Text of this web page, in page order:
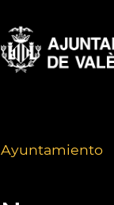
Ayuntamiento